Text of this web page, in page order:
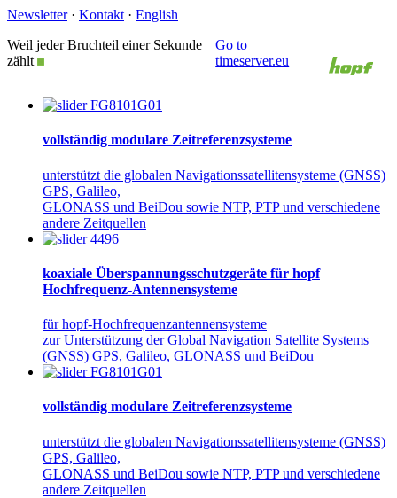
Newsletter· Kontakt · English
Weil jeder Bruchteil einer Sekunde
zählt
Go to
timeserver.eu
vollständig modulare Zeitreferenzsysteme
unterstützt die globalen Navigationssatellitensysteme (GNSS)
GPS, Galileo,
GLONASS und BeiDou sowie NTP, PTP und verschiedene
andere Zeitquellen
koaxiale Überspannungsschutzgeräte für hopf
Hochfrequenz-Antennensysteme
für hopf-Hochfrequenzantennensysteme
zur Unterstützung der Global Navigation Satellite Systems
(GNSS) GPS, Galileo, GLONASS und BeiDou
vollständig modulare Zeitreferenzsysteme
unterstützt die globalen Navigationssatellitensysteme (GNSS)
GPS, Galileo,
GLONASS und BeiDou sowie NTP, PTP und verschiedene
andere Zeitquellen